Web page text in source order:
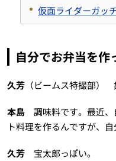
仮面ライダーガ
自分でお弁当を作
久芳（ビームス特撮部）
本島調味料です。最近、
ト料理を作るんですが、
久芳宝太郎っぽい。